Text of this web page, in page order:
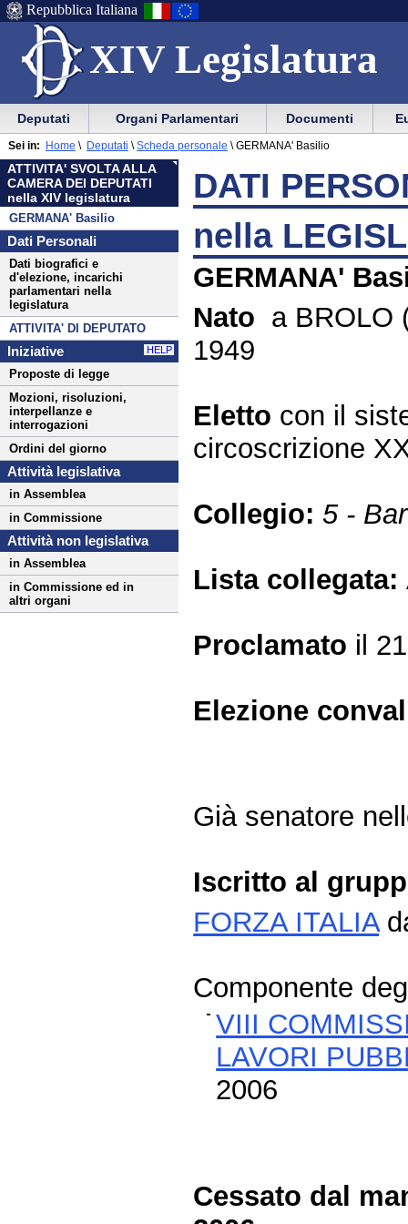
XIV Legislatura
Menu
di
ausilio
alla
navigazione
Vai
Menu
di
navigazione
principale
Repubblica Italiana
Menu
di
navigazione
principale
Vai
menu
di
sezione
Deputati Organi Parlamentari Documenti
ATTIVITA' SVOLTA ALLA
CAMERA DEI DEPUTATI
nella XIV legislatura
GERMANA' Basilio
Dati Personali
Dati biografici e
d'elezione, incarichi
parlamentari nella
legislatura
ATTIVITA' DI DEPUTATO
Iniziative HELP
Proposte di legge
Mozioni, risoluzioni,
interpellanze e
interrogazioni
Ordini del giorno
Attività legislativa
in Assemblea
in Commissione
Attività non legislativa
in Assemblea
in Commissione ed in
altri organi
Sei in: Home \ Deputati \ Scheda personale \ GERMANA' Basilio
DATI
nella
GERMANA'
Nato a BROLO
1949
Eletto con il
circoscrizione
Collegio: 5 -
Lista collegata:
Proclamato il
Elezione
Già senatore
Iscritto al
FORZA ITALIA
Componente
VIII
LAVORI
2006
Cessato dal